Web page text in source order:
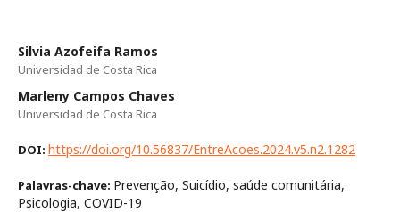
Silvia Azofeifa Ramos
Universidad de Costa Rica
Marleny Campos Chaves
Universidad de Costa Rica
DOI: https://doi.org/10.56837/EntreAcoes.2024.v5.n2.1282
Palavras-chave: Prevenção, Suicídio, saúde comunitária,
Psicologia, COVID-19